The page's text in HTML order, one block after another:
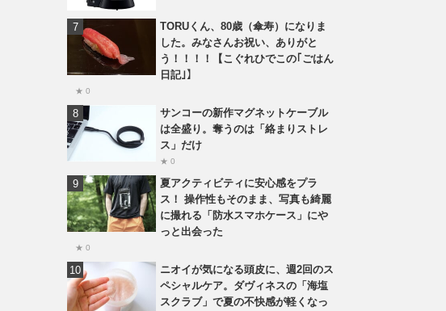
TORUくん、80歳（傘寿）になりま
した。みなさんお祝い、ありがと
う！！！！【こぐれひでこの｢ごはん
日記｣】
★ 0
サンコーの新作マグネットケーブル
は全盛り。奪うのは「絡まりストレ
ス」だけ
★ 0
夏アクティビティに安心感をプラ
ス！ 操作性もそのまま、写真も綺麗
に撮れる「防水スマホケース」にや
っと出会った
★ 0
ニオイが気になる頭皮に、週2回のス
ペシャルケア。ダヴィネスの「海塩
スクラブ」で夏の不快感が軽くなっ